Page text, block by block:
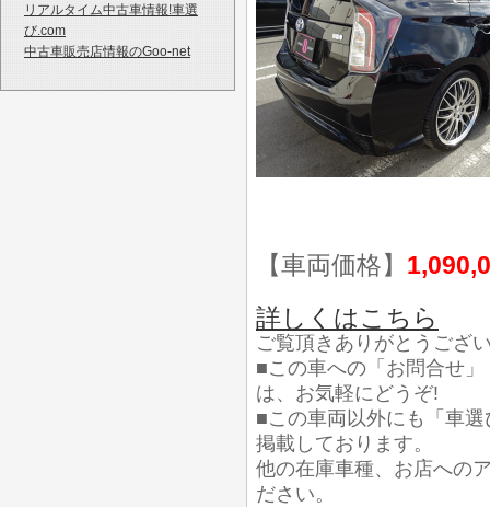
リアルタイム中古車情報!車選
び.com
中古車販売店情報のGoo-net
【車両価格】
詳しくはこちら
ご覧頂きありがとうござ
■この車への「お問合せ
は、お気軽にどうぞ!
■この車両以外にも「車
掲載しております。
他の在庫車種、お店への
ださい。